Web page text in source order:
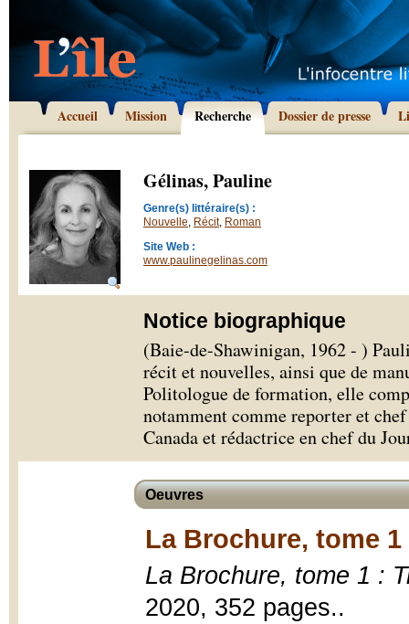
Accueil Mission Recherche Dossier de presse
Gélinas, Pauline
Genre(s) littéraire(s) :
Nouvelle, Récit, Roman
Site Web :
www.paulinegelinas.com
Notice biographique
(Baie-de-Shawinigan, 1962 - )
récit et nouvelles, ainsi que de
Politologue de formation, elle
notamment comme reporter et
Canada et rédactrice en chef du
Oeuvres
La Brochure, tome
La Brochure, tome 1 :
2020, 352 pages..